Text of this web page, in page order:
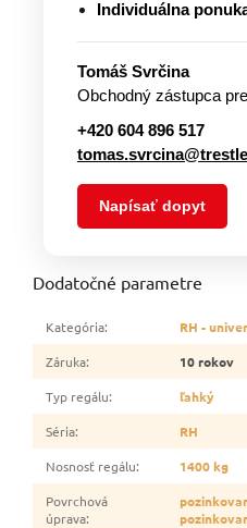
Individuálna
Tomáš Svrčina
Obchodný zástupca
+420 604 896 517
Napísať dopyt
Dodatočné parametre
Kategória:
RH -
Záruka:
10 rokov
Typ regálu:
ľahký
Séria:
RH
Nosnosť regálu:
1400 kg
Povrchová
úprava: